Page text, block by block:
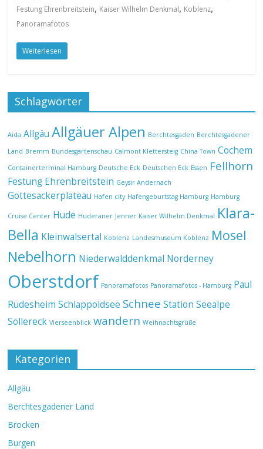
Festung Ehrenbreitstein, Kaiser Wilhelm Denkmal, Koblenz,
Panoramafotos
Weiterlesen
Schlagwörter
Aida Allgäu Allgäuer Alpen Berchtesgaden Berchtesgadener
Land Bremm Bundesgartenschau Calmont Klettersteig China Town Cochem
Containerterminal Hamburg Deutsche Eck Deutschen Eck Essen Fellhorn
Festung Ehrenbreitstein Geysir Andernach
Gottesackerplateau Hafen city Hafengeburtstag Hamburg Hamburg
Cruise Center Hude Huderaner Jenner Kaiser Wilhelm Denkmal Klara-
Bella Kleinwalsertal Koblenz Landesmuseum Koblenz Mosel
Nebelhorn Niederwalddenkmal Norderney
Oberstdorf Panoramafotos Panoramafotos - Hamburg Paul
Rüdesheim Schlappoldsee Schnee Station Seealpe
Söllereck Vierseenblick wandern Weihnachtsgrüße
Kategorien
Allgäu
Berchtesgadener Land
Brocken
Burgen